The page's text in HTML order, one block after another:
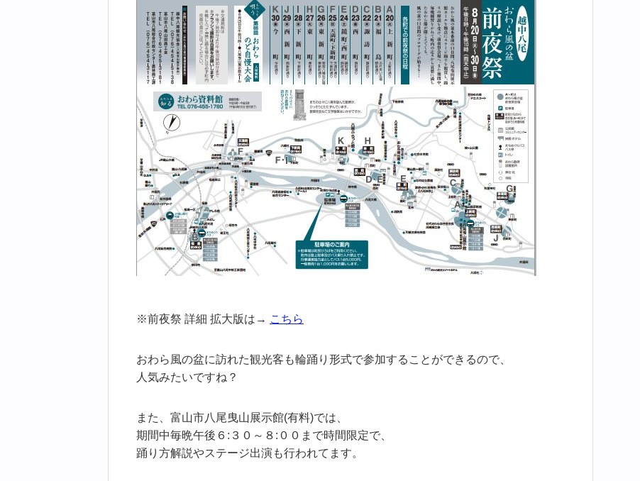
※前夜祭 詳細 拡大版は→ こちら
おわら風の盆に訪れた観光客も輪踊り形式で参加することができるので、
人気みたいですね？
また、富山市八尾曳山展示館(有料)では、
期間中毎晩午後６:３０～８:００まで時間限定で、
踊り方解説やステージ出演も行われてます。